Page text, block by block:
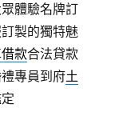
體驗名牌訂
製的獨特魅
款合法貸款
專員到府土